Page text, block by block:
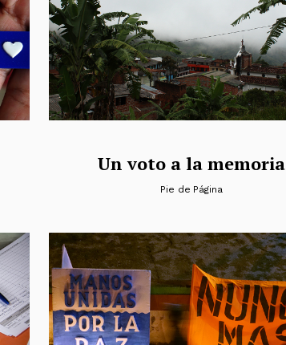
Un voto a la memoria
Pie de Página